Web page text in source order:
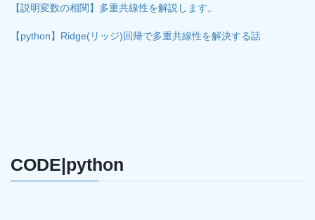
【説明変数の相関】多重共線性を解説します。
【python】Ridge(リッジ)回帰で多重共線性を解決する話
CODE|python